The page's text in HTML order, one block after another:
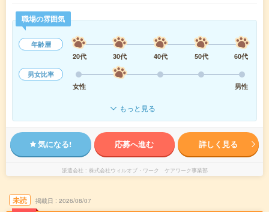
職場の雰囲気
年齢層
20代
30代 40代 50代
60代
男女比率
女性
男性
もっと見る
気になる! 応募へ進む 詳しく見る
派遣会社 株式会社ウィルオブ・ワーク ケアワーク事業部
未読 掲載日 2026/08/07